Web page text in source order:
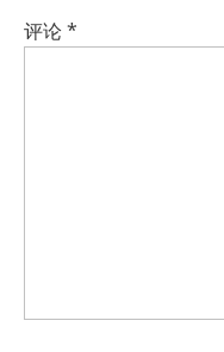
评论*